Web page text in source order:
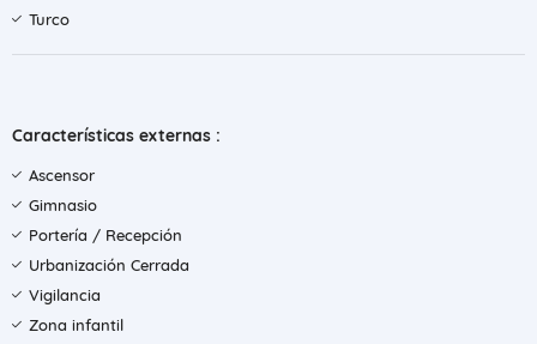
Turco
Características externas :
Ascensor
Gimnasio
Portería / Recepción
Urbanización Cerrada
Vigilancia
Zona infantil